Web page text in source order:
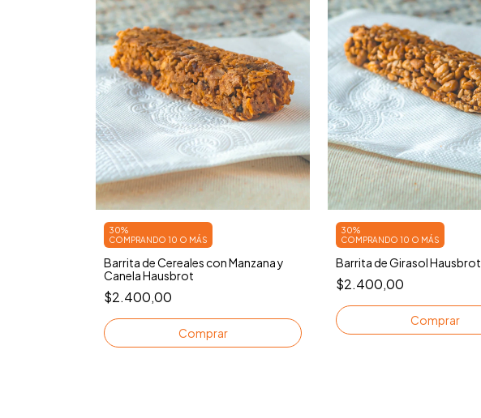
30%
COMPRANDO 10 O MÁS
Barrita de Cereales con Manzana y
Canela Hausbrot
$2.400,00
30%
COMPRANDO 10 O MÁS
Barrita de Girasol Hausbrot
$2.400,00